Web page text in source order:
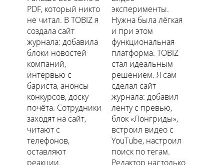
PDF, который никто
не читал. В TOBIZ я
создала сайт
журнала: добавила
блоки новостей
компаний,
интервью с
бариста, анонсы
конкурсов, доску
почёта. Сотрудники
заходят на сайт,
читают с
телефонов,
оставляют
реакции.
эксперименты.
Нужна была лёгкая
и при этом
функциональная
платформа. TOBIZ
стал идеальным
решением. Я сам
сделал сайт
журнала: добавил
ленту с превью,
блок «Лонгриды»,
встроил видео с
YouTube, настроил
поиск по тегам.
Редактор настолько